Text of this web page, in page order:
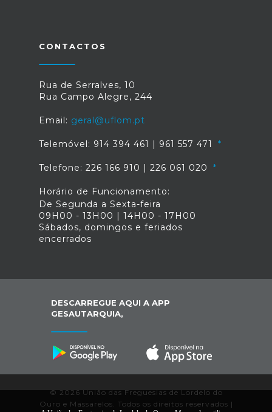
CONTACTOS
Rua de Serralves, 10
Rua Campo Alegre, 244
Email: geral@uflom.pt
Telemóvel: 914 394 461 | 961 557 471
Telefone: 226 166 910 | 226 061 020
Horário de Funcionamento:
De Segunda a Sexta-feira
09H00 - 13H00 | 14H00 - 17H00
Sábados, domingos e feriados
encerrados
DESCARREGUE AQUI A APP
GESAUTARQUIA,
© 2026 União das Freguesias de Lordelo do
Ouro e Massarelos. Todos os direitos reservados |